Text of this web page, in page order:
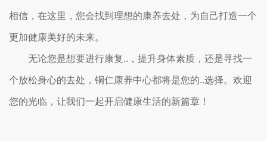
相信，在这里，您会找到理想的康养去处，为自己打造一个
更加健康美好的未来。
无论您是想要进行康复..，提升身体素质，还是寻找一
个放松身心的去处，铜仁康养中心都将是您的..选择。欢迎
您的光临，让我们一起开启健康生活的新篇章！